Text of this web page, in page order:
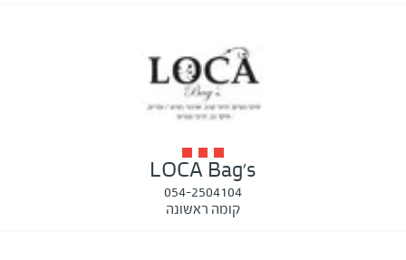
LOCA Bag's
054-2504104
קומה ראשונה